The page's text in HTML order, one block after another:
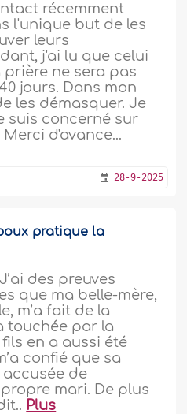
récemment
l'unique but de les
leurs
j'ai lu que celui
ne sera pas
jours. Dans mon
les démasquer. Je
suis concerné sur
d'avance...
28-9-2025
pratique la
des preuves
que ma belle-mère,
m’a fait de la
touchée par la
en a aussi été
confié que sa
accusée de
mari. De plus
Plus